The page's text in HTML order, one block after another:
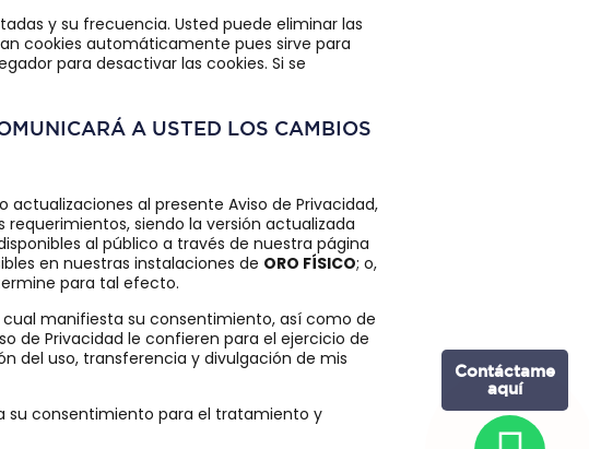
y su frecuencia. Usted puede eliminar las
cookies automáticamente pues sirve para
para desactivar las cookies. Si se
A USTED LOS CAMBIOS
al presente Aviso de Privacidad,
siendo la versión actualizada
al público a través de nuestra página
en nuestras instalaciones de ORO FÍSICO; o,
para tal efecto.
manifiesta su consentimiento, así como de
de Privacidad le confieren para el ejercicio de
del uso, transferencia y divulgación de mis
su consentimiento para el tratamiento y